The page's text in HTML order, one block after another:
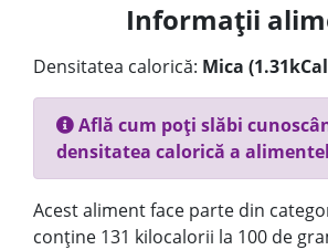
Informații
Densitatea calorică: Mica
Află cum poți slăbi
densitatea calorică a
Acest aliment face parte din
conține 131 kilocalorii la 100 de